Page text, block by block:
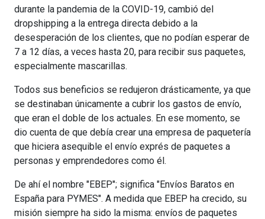
durante la pandemia de la COVID-19, cambió del
dropshipping a la entrega directa debido a la
desesperación de los clientes, que no podían esperar de
7 a 12 días, a veces hasta 20, para recibir sus paquetes,
especialmente mascarillas.
Todos sus beneficios se redujeron drásticamente, ya que
se destinaban únicamente a cubrir los gastos de envío,
que eran el doble de los actuales. En ese momento, se
dio cuenta de que debía crear una empresa de paquetería
que hiciera asequible el envío exprés de paquetes a
personas y emprendedores como él.
De ahí el nombre "EBEP"; significa "Envíos Baratos en
España para PYMES". A medida que EBEP ha crecido, su
misión siempre ha sido la misma: envíos de paquetes